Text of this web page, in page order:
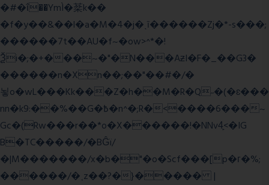
�#�ΐ��YmÌ�棻k��
�f�y��&��l�a�M�4�j�ˎī������Zj�*-s���;
������7t� �AU�f~�ow>^*�!
Ѯi�;�+���~�"�N���AƶI�F�_��G3�
������n�Xn��;��"��#�/�
뇧o�wL���Kk���Z�h��M�R�Q˶�(�ɛ���
nn�k9:��%��G�߿�n^�;R�<����6���~
Gc�(Rw���r��*o�X������!�NNv4̙<�IG
B�TC�����/�BĜï/
�|M�������/x�b�"�o�Scf���[p�г�%;
������/�˱z��?�}����� |